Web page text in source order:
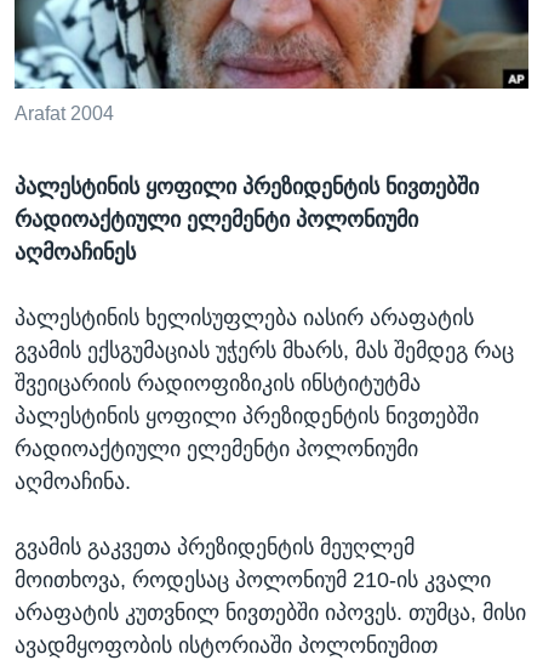
ᲡᲢᲣᲓᲘᲐ ᲕᲐᲨᲘᲜᲒᲢᲝᲜᲘ
ᲔᲙᲝᲜᲝᲛᲘᲙᲐ
ᲯᲐᲜᲛᲠᲗᲔᲚᲝᲑᲐ
ᲛᲔᲪᲜᲘᲔᲠᲔᲑᲐ
ᲙᲣᲚᲢᲣᲠᲐ
ᲒᲐᲚᲘᲚᲔᲝ
Learning English
ᲗᲕᲐᲚᲘ ᲒᲕᲐᲓᲔᲕᲜᲔᲗ
ენები
Arafat 2004
პალესტინის ყოფილი პრეზიდენტის ნივთებში
რადიოაქტიული ელემენტი პოლონიუმი
აღმოაჩინეს
პალესტინის ხელისუფლება იასირ არაფატის
გვამის ექსგუმაციას უჭერს მხარს, მას შემდეგ რაც
შვეიცარიის რადიოფიზიკის ინსტიტუტმა
პალესტინის ყოფილი პრეზიდენტის ნივთებში
რადიოაქტიული ელემენტი პოლონიუმი
აღმოაჩინა.
გვამის გაკვეთა პრეზიდენტის მეუღლემ
მოითხოვა, როდესაც პოლონიუმ 210-ის კვალი
არაფატის კუთვნილ ნივთებში იპოვეს. თუმცა, მისი
ავადმყოფობის ისტორიაში პოლონიუმით